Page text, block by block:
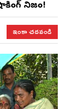
నిజం!
ఇంకా చదవండి